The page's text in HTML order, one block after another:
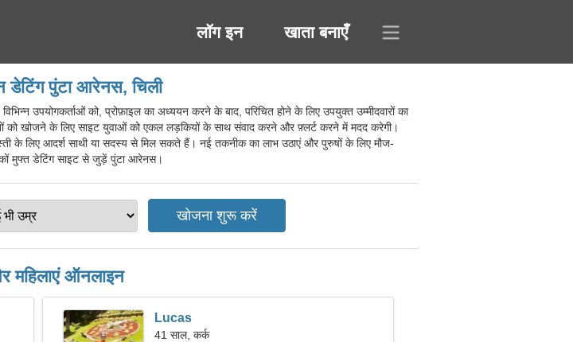
लॉग इन खाता बनाएँ
डेटिंग पुंटा आरेनस, चिली
उपयोगकर्ताओं को, प्रोफ़ाइल का अध्ययन करने के बाद, परिचित होने के लिए उपयुक्त उम्मीदवारों का
खोजने के लिए साइट युवाओं को एकल लड़कियों के साथ संवाद करने और फ़्लर्ट करने में मदद करेगी।
के लिए आदर्श साथी या सदस्य से मिल सकते हैं। नई तकनीक का लाभ उठाएं और पुरुषों के लिए मौज-
मुफ्त डेटिंग साइट से जुड़ें पुंटा आरेनस।
महिलाएं ऑनलाइन
Lucas
41 साल, कर्क